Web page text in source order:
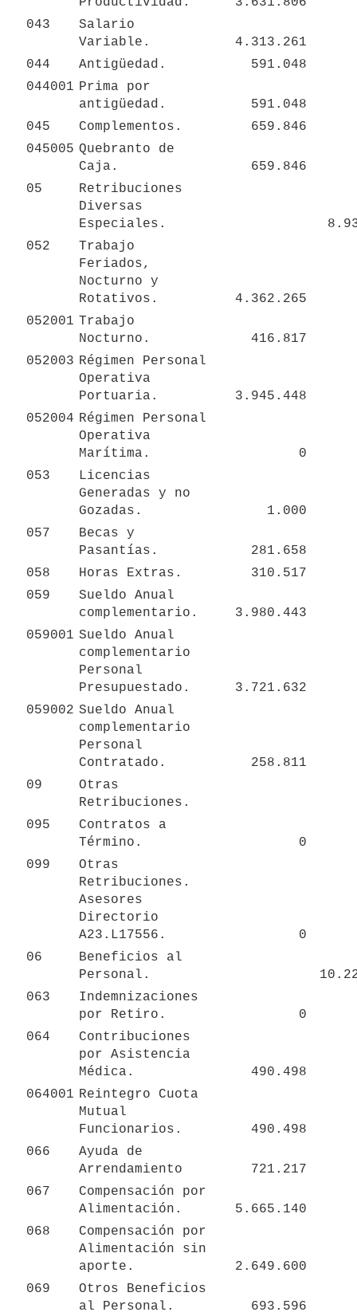
043
Salario
Variable.
4.313.261
044
Antigüedad.
591.048
044001 Prima por
antigüedad.
591.048
045
Complementos.
659.846
045005 Quebranto de
Caja.
659.846
05
Retribuciones
Diversas
Especiales.
052
Trabajo
Feriados,
Nocturno y
Rotativos.
4.362.265
052001 Trabajo
Nocturno.
416.817
052003 Régimen Personal
Operativa
Portuaria.
3.945.448
052004 Régimen Personal
Operativa
Marítima.
0
053
Licencias
Generadas y no
Gozadas.
1.000
057
Becas y
Pasantías.
281.658
058
Horas Extras.
310.517
059
Sueldo Anual
complementario.
3.980.443
059001 Sueldo Anual
complementario
Personal
Presupuestado.
3.721.632
059002 Sueldo Anual
complementario
Personal
Contratado.
258.811
09
Otras
Retribuciones.
095
Contratos a
Término.
0
099
Otras
Retribuciones.
Asesores
Directorio
A23.L17556.
0
06
Beneficios al
Personal.
063
Indemnizaciones
por Retiro.
0
064
Contribuciones
por Asistencia
Médica.
490.498
064001 Reintegro Cuota
Mutual
Funcionarios.
490.498
066
Ayuda de
Arrendamiento
721.217
067
Compensación por
Alimentación.
5.665.140
068
Compensación por
Alimentación sin
aporte.
2.649.600
069
Otros Beneficios
al Personal.
693.596